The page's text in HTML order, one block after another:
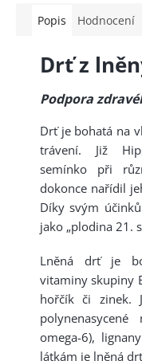
Popis Hodnocení
Drť z
Podpora
Drť je bohatá na
trávení. Již
semínko při
dokonce nařídil
Díky svým
jako „plodina 21.
Lněná drť je
vitaminy skupiny
hořčík či zinek.
omega-6),
látkám je lněná